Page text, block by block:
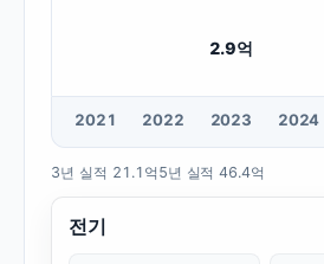
2.9억
2021 2022 2023 2024
3년 실적 21.1억 5년 실적46.4억
전기